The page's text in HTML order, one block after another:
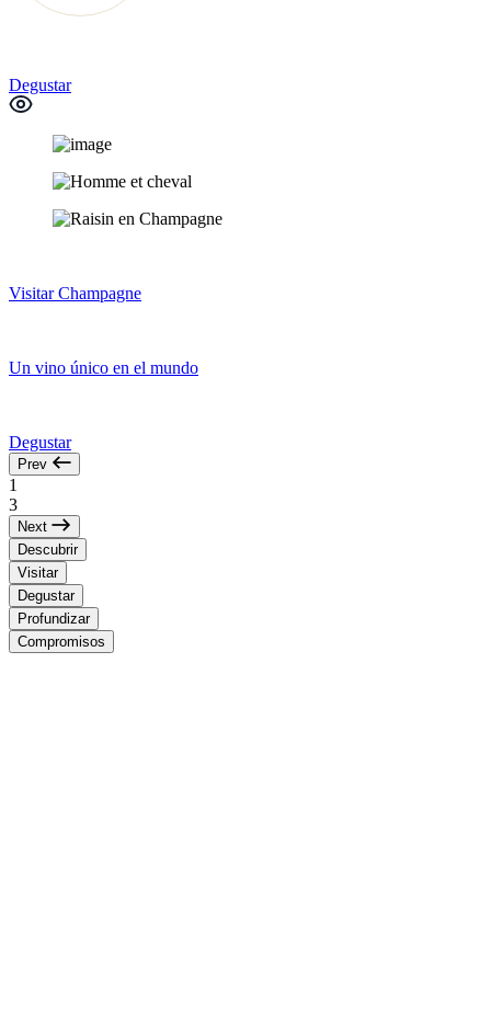
Degustar
Visitar Champagne
Un vino único en el mundo
Degustar
Prev
1
3
Next
Descubrir
Visitar
Degustar
Profundizar
Compromisos